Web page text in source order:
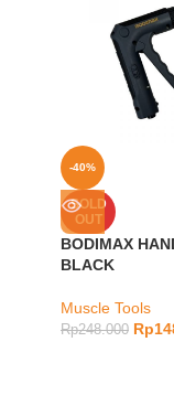
-40%
SOLD
OUT
BODIMAX
BLACK
Muscle Tools
Rp248.000 Rp